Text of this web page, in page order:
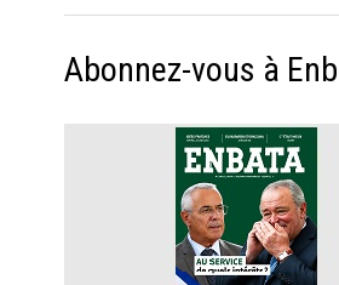
Abonnez-vous à